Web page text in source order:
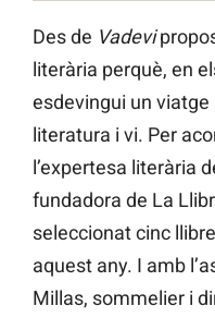
Des de Vadevi
literària perquè, en
esdevingui un
literatura i vi. Per
l’expertesa literària
fundadora de La
seleccionat cinc
aquest any. I amb
Millas, sommelier i